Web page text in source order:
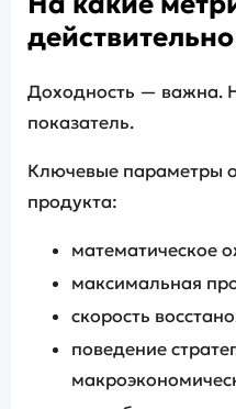
Доходность — важна.
показатель.
Ключевые параметры
продукта:
математическое
максимальная
скорость
поведение